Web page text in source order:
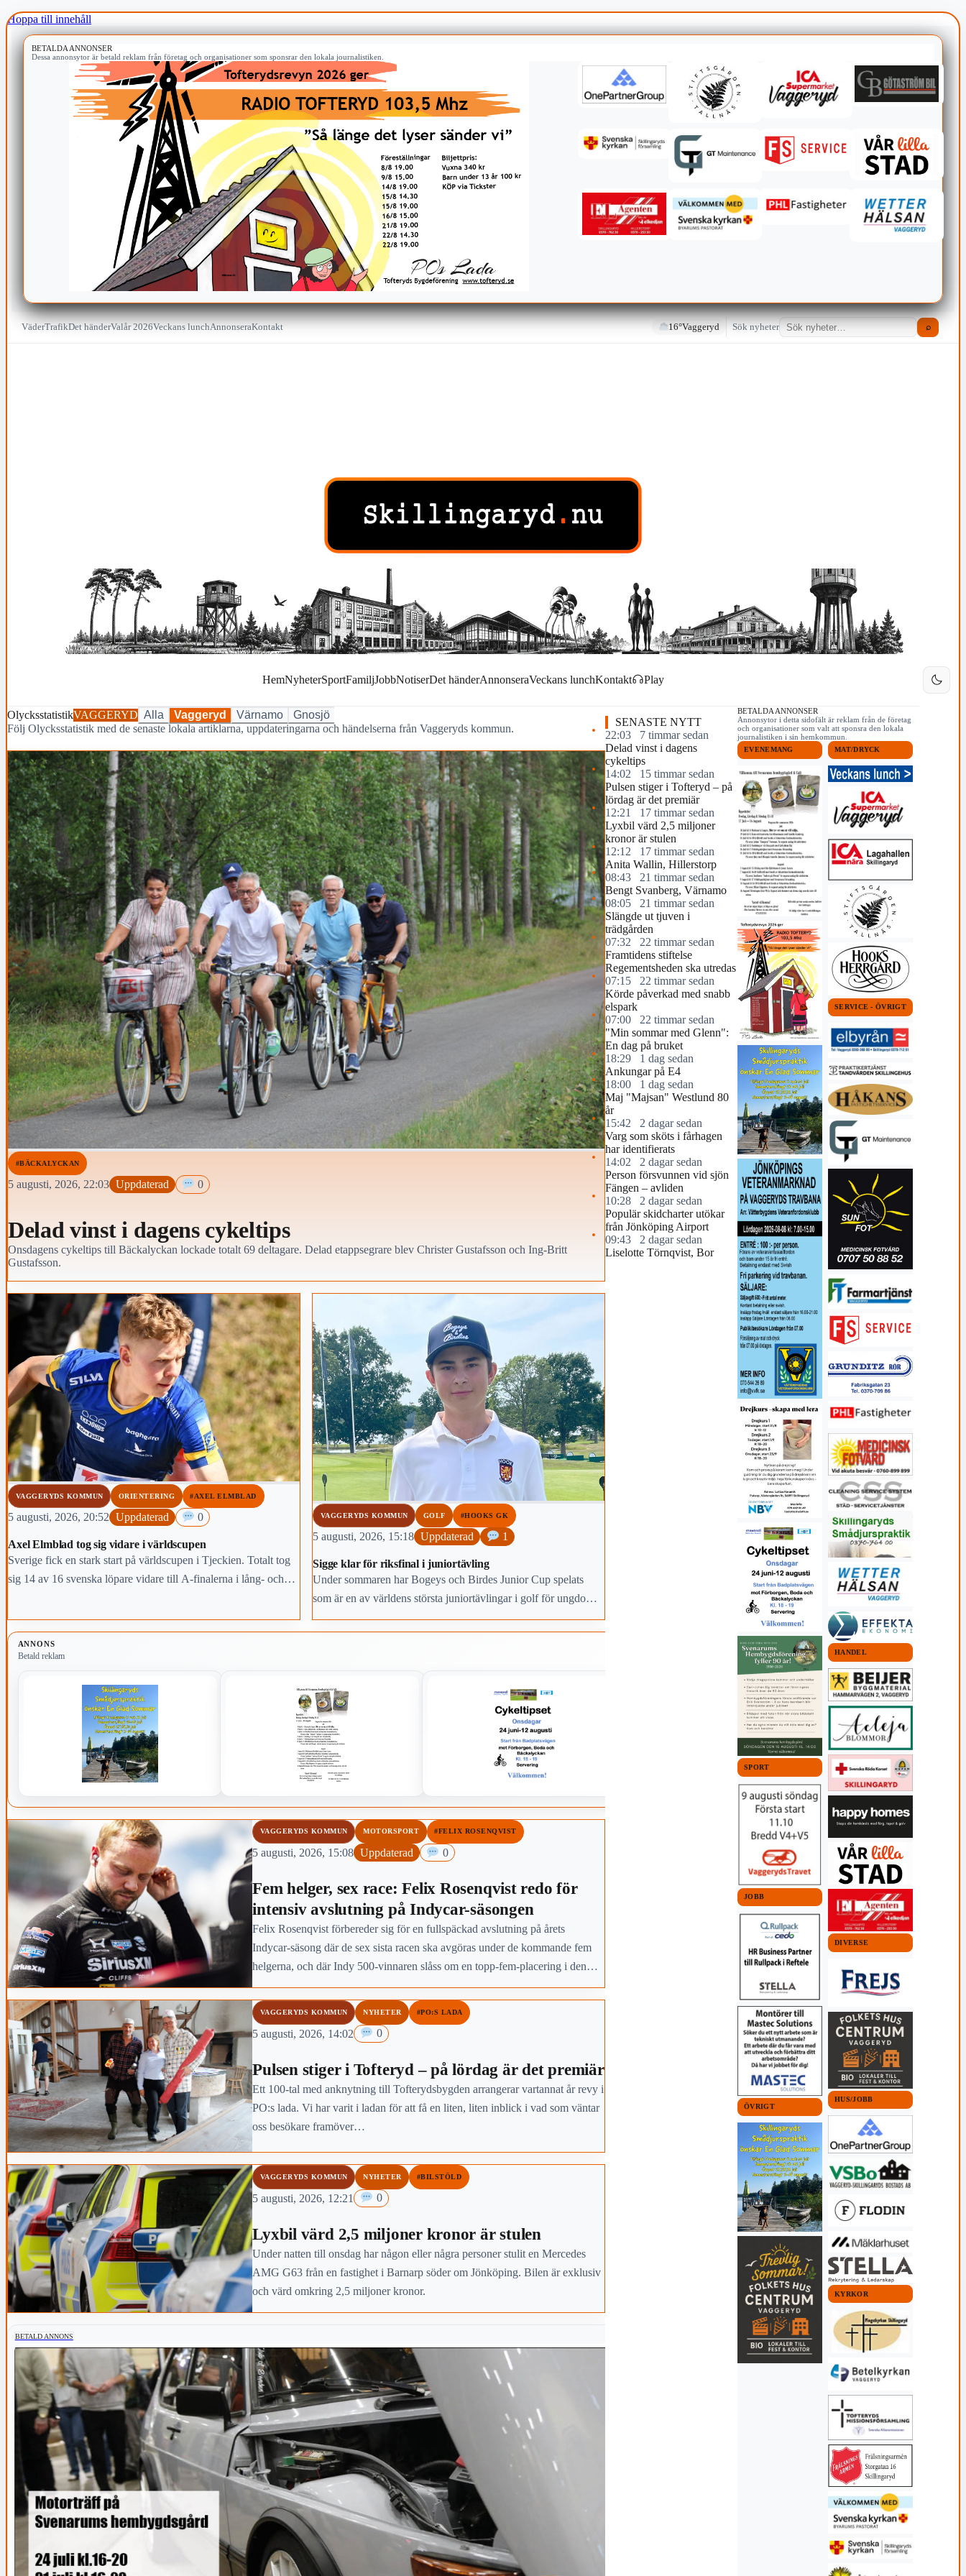
Hoppa till innehåll
BETALDA ANNONSER
Dessa annonsytor är betald reklam från företag och organisationer som sponsrar den lokala journalistiken.
VäderTrafikDet händerValår 2026Veckans lunchAnnonseraKontakt 16°Vaggeryd Sök nyheter ⌕
HemNyheterSportFamiljJobbNotiserDet händerAnnonseraVeckans lunchKontakt Play
OlycksstatistikVAGGERYD Alla Vaggeryd Värnamo
Gnosjö
Följ Olycksstatistik med de senaste lokala artiklarna, uppdateringarna och händelserna från Vaggeryds kommun.
#BÄCKALYCKAN
5 augusti, 2026, 22:03 Uppdaterad 0
Delad vinst i dagens cykeltips
Onsdagens cykeltips till Bäckalyckan lockade totalt 69 deltagare. Delad etappsegrare blev Christer Gustafsson och Ing-Britt
Gustafsson.
VAGGERYDS KOMMUN ORIENTERING #AXEL ELMBLAD
5 augusti, 2026, 20:52 Uppdaterad 0
Axel Elmblad tog sig vidare i världscupen
Sverige fick en stark start på världscupen i Tjeckien. Totalt tog
sig 14 av 16 svenska löpare vidare till A-finalerna i lång- och
VAGGERYDS KOMMUN GOLF #HOOKS GK
5 augusti, 2026, 15:18 Uppdaterad 1
Sigge klar för riksfinal i juniortävling
Under sommaren har Bogeys och Birdes Junior Cup spelats
som är en av världens största juniortävlingar i golf för ungdomar
13–16 år.
ANNONS
Betald reklam
VAGGERYDS KOMMUN MOTORSPORT #FELIX ROSENQVIST
5 augusti, 2026, 15:08 Uppdaterad 0
Fem helger, sex race: Felix Rosenqvist redo för
intensiv avslutning på Indycar-säsongen
Felix Rosenqvist förbereder sig för en fullspäckad avslutning på årets
Indycar-säsong där de sex sista racen ska avgöras under de kommande fem
helgerna, och där Indy 500-vinnaren slåss om en topp-fem-placering i den
slutliga mästerskapstabellen.
VAGGERYDS KOMMUN NYHETER #PO:S LADA
5 augusti, 2026, 14:02 0
Pulsen stiger i Tofteryd – på lördag är det premiär
Ett 100-tal med anknytning till Tofterydsbygden arrangerar vartannat år revy i
PO:s lada. Vi har varit i ladan för att få en liten, liten inblick i vad som väntar
oss besökare framöver…
VAGGERYDS KOMMUN NYHETER #BILSTÖLD
5 augusti, 2026, 12:21 0
Lyxbil värd 2,5 miljoner kronor är stulen
Under natten till onsdag har någon eller några personer stulit en Mercedes
AMG G63 från en fastighet i Barnarp söder om Jönköping. Bilen är exklusiv
och värd omkring 2,5 miljoner kronor.
BETALD ANNONS
SENASTE NYTT
22:03
7 timmar sedan
Delad vinst i dagens
cykeltips
14:02
15 timmar sedan
Pulsen stiger i Tofteryd – på
lördag är det premiär
12:21
17 timmar sedan
Lyxbil värd 2,5 miljoner
kronor är stulen
12:12
17 timmar sedan
Anita Wallin, Hillerstorp
08:43
21 timmar sedan
Bengt Svanberg, Värnamo
08:05
21 timmar sedan
Slängde ut tjuven i
trädgården
07:32
22 timmar sedan
Framtidens stiftelse
Regementsheden ska utredas
07:15
22 timmar sedan
Körde påverkad med snabb
elspark
07:00
22 timmar sedan
"Min sommar med Glenn":
En dag på bruket
18:29
1 dag sedan
Ankungar på E4
18:00
1 dag sedan
Maj "Majsan" Westlund 80
år
15:42
2 dagar sedan
Varg som sköts i fårhagen
har identifierats
14:02
2 dagar sedan
Person försvunnen vid sjön
Fängen – avliden
10:28
2 dagar sedan
Populär skidcharter utökar
från Jönköping Airport
09:43
2 dagar sedan
Liselotte Törnqvist, Bor
BETALDA ANNONSER
Annonsytor i detta sidofält är reklam från de företag
och organisationer som valt att sponsra den lokala
journalistiken i sin hemkommun.
EVENEMANG
SPORT
JOBB
ÖVRIGT
MAT/DRYCK
SERVICE - ÖVRIGT
HANDEL
DIVERSE
HUS/JOBB
KYRKOR